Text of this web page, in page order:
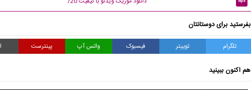
بفرستید برای دوستانتان
تلگرام توییتر فیسبوک واتس آپ پینترست
هم اکنون ببینید